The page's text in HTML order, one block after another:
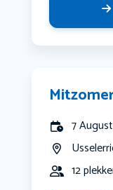
7
12